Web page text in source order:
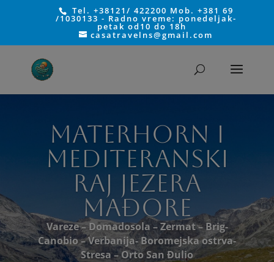
Tel. +38121/ 422200 Mob. +381 69
/1030133 - Radno vreme: ponedeljak-
petak od10 do 18h
casatravelns@gmail.com
MATERHORN I
MEDITERANSKI
RAJ JEZERA
MAĐORE
Vareze – Domadosola – Zermat – Brig-
Canobio – Verbanija- Boromejska ostrva-
Stresa – Orto San Đulio